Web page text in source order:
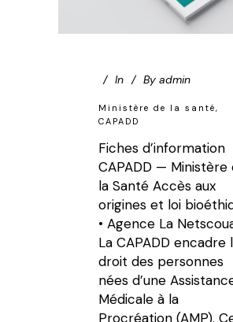
In By admin
Ministère de la santé,
CAPADD
Fiches d’information
CAPADD — Ministère
la Santé Accès aux
origines et loi
• Agence La
La CAPADD encadre
droit des personnes
nées d’une
Médicale à la
Procréation (AMP).